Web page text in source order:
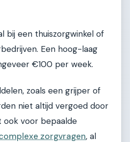
bij een thuiszorgwinkel of
Een hoog-laag
€100 per week.
zoals een grijper of
niet altijd vergoed door
ook voor bepaalde
zorgvragen, al